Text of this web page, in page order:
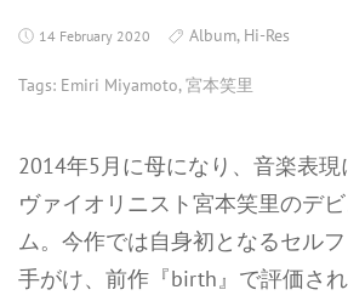
14 February 2020 Album, Hi-Res
Tags: Emiri Miyamoto,宮本笑里
2014年5月に母になり、音楽表
ヴァイオリニスト宮本笑里のデ
ム。今作では自身初となるセル
手がけ、前作『birth』で評価さ